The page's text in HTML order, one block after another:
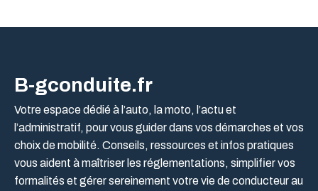
B-gconduite.fr
Votre espace dédié à l’auto, la moto, l’actu et
l’administratif, pour vous guider dans vos démarches et vos
choix de mobilité. Conseils, ressources et infos pratiques
vous aident à maîtriser les réglementations, simplifier vos
formalités et gérer sereinement votre vie de conducteur au